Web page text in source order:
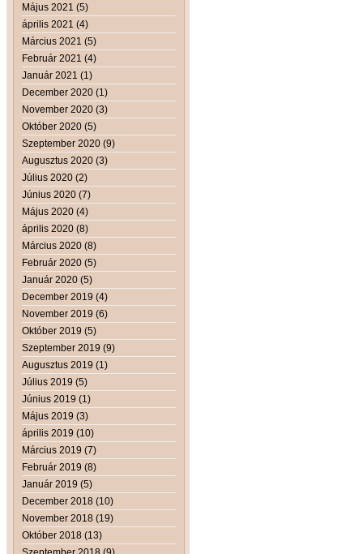
Május 2021 (5)
április 2021 (4)
Március 2021 (5)
Február 2021 (4)
Január 2021 (1)
December 2020 (1)
November 2020 (3)
Október 2020 (5)
Szeptember 2020 (9)
Augusztus 2020 (3)
Július 2020 (2)
Június 2020 (7)
Május 2020 (4)
április 2020 (8)
Március 2020 (8)
Február 2020 (5)
Január 2020 (5)
December 2019 (4)
November 2019 (6)
Október 2019 (5)
Szeptember 2019 (9)
Augusztus 2019 (1)
Július 2019 (5)
Június 2019 (1)
Május 2019 (3)
április 2019 (10)
Március 2019 (7)
Február 2019 (8)
Január 2019 (5)
December 2018 (10)
November 2018 (19)
Október 2018 (13)